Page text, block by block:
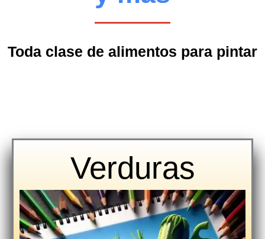
Toda clase de alimentos para pintar
Verduras